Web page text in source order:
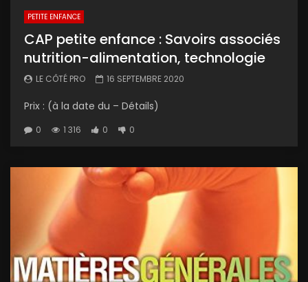
PETITE ENFANCE
CAP petite enfance : Savoirs associés
nutrition-alimentation, technologie
LE CÔTÉ PRO 16 SEPTEMBRE 2020
Prix : (à la date du – Détails)
0 1 316 0 0